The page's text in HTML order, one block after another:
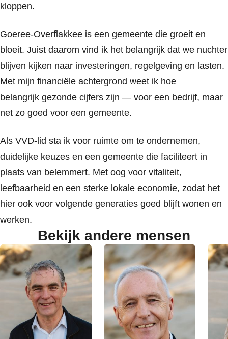
kloppen.
Goeree-Overflakkee is een gemeente die groeit en
bloeit. Juist daarom vind ik het belangrijk dat we nuchter
blijven kijken naar investeringen, regelgeving en lasten.
Met mijn financiële achtergrond weet ik hoe
belangrijk gezonde cijfers zijn — voor een bedrijf, maar
net zo goed voor een gemeente.
Als VVD-lid sta ik voor ruimte om te ondernemen,
duidelijke keuzes en een gemeente die faciliteert in
plaats van belemmert. Met oog voor vitaliteit,
leefbaarheid en een sterke lokale economie, zodat het
hier ook voor volgende generaties goed blijft wonen en
werken.
Bekijk andere mensen